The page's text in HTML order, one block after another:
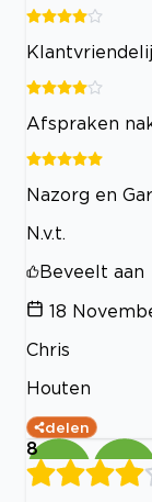
Afspraken
Nazorg en
N.v.t.
Beveelt aan
18
Chris
Houten
delen
8